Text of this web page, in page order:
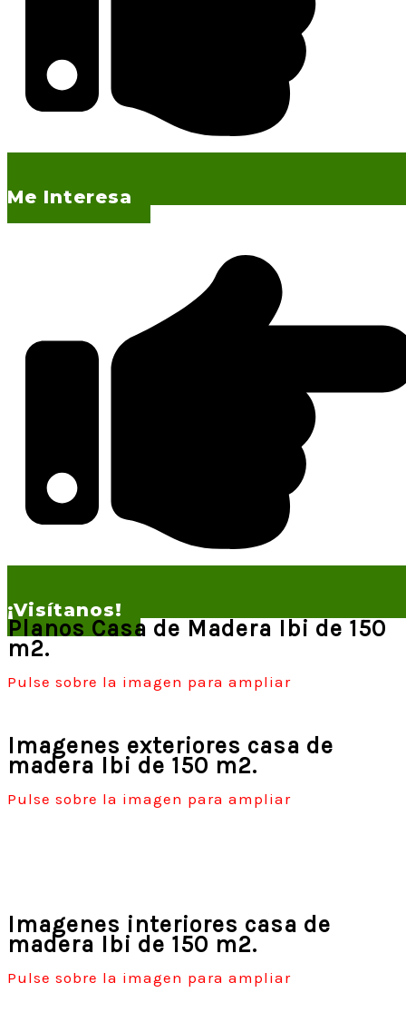
Me Interesa
¡Visítanos!
Planos Casa de Madera Ibi de 150
m2.
Pulse sobre la imagen para ampliar
Imagenes exteriores casa de
madera Ibi de 150 m2.
Pulse sobre la imagen para ampliar
Imagenes interiores casa de
madera Ibi de 150 m2.
Pulse sobre la imagen para ampliar